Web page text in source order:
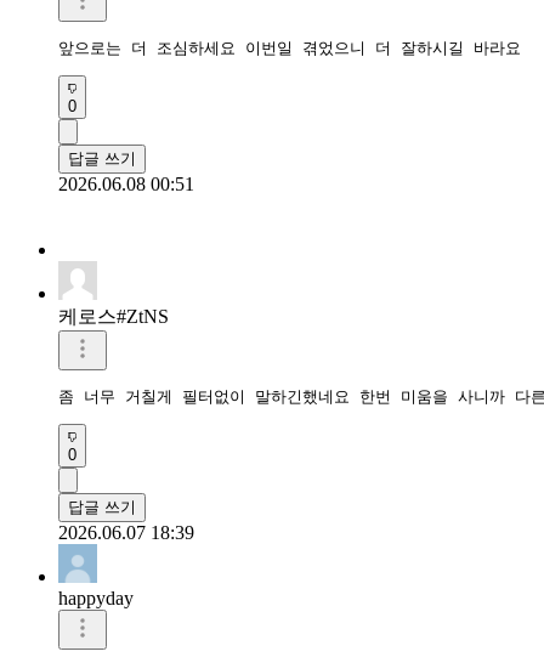
앞으로는 더 조심하세요 이번일 겪었으니 더 잘하시길 바라요
0
답글 쓰기
2026.06.08 00:51
케로스#ZtNS
좀 너무 거칠게 필터없이 말하긴했네요 한번 미움을 사니까
0
답글 쓰기
2026.06.07 18:39
happyday